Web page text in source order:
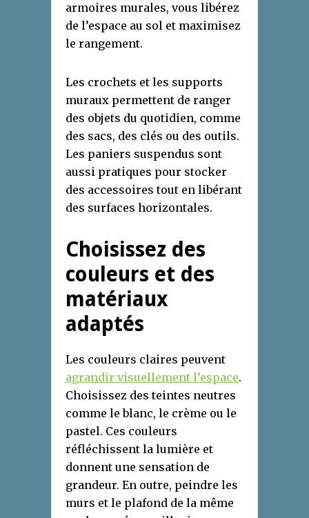
armoires murales, vous libérez
de l’espace au sol et maximisez
le rangement.
Les crochets et les supports
muraux permettent de ranger
des objets du quotidien, comme
des sacs, des clés ou des outils.
Les paniers suspendus sont
aussi pratiques pour stocker
des accessoires tout en libérant
des surfaces horizontales.
Choisissez des
couleurs et des
matériaux
adaptés
Les couleurs claires peuvent
agrandir visuellement l’espace.
Choisissez des teintes neutres
comme le blanc, le crème ou le
pastel. Ces couleurs
réfléchissent la lumière et
donnent une sensation de
grandeur. En outre, peindre les
murs et le plafond de la même